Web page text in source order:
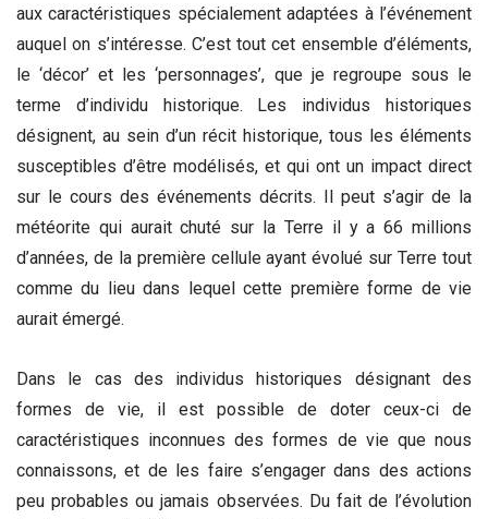
aux caractéristiques spécialement adaptées à l’événement
auquel on s’intéresse. C’est tout cet ensemble d’éléments,
le ‘décor’ et les ‘personnages’, que je regroupe sous le
terme d’individu historique. Les individus historiques
désignent, au sein d’un récit historique, tous les éléments
susceptibles d’être modélisés, et qui ont un impact direct
sur le cours des événements décrits. Il peut s’agir de la
météorite qui aurait chuté sur la Terre il y a 66 millions
d’années, de la première cellule ayant évolué sur Terre tout
comme du lieu dans lequel cette première forme de vie
aurait émergé.
Dans le cas des individus historiques désignant des
formes de vie, il est possible de doter ceux-ci de
caractéristiques inconnues des formes de vie que nous
connaissons, et de les faire s’engager dans des actions
peu probables ou jamais observées. Du fait de l’évolution